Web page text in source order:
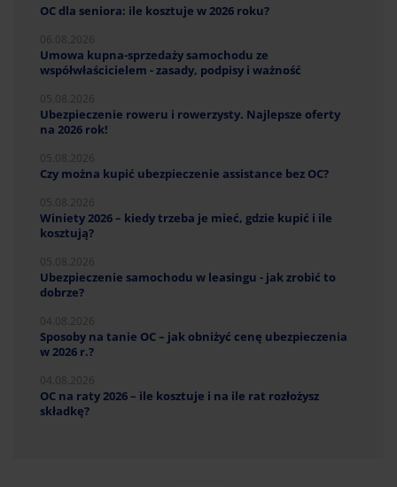
OC dla seniora: ile kosztuje w 2026 roku?
Umowa kupna-sprzedaży samochodu ze
współwłaścicielem - zasady, podpisy i ważność
Ubezpieczenie roweru i rowerzysty. Najlepsze oferty
na 2026 rok!
Czy można kupić ubezpieczenie assistance bez OC?
Winiety 2026 – kiedy trzeba je mieć, gdzie kupić i ile
kosztują?
Ubezpieczenie samochodu w leasingu - jak zrobić to
dobrze?
Sposoby na tanie OC – jak obniżyć cenę ubezpieczenia
w 2026 r.?
OC na raty 2026 – ile kosztuje i na ile rat rozłożysz
składkę?